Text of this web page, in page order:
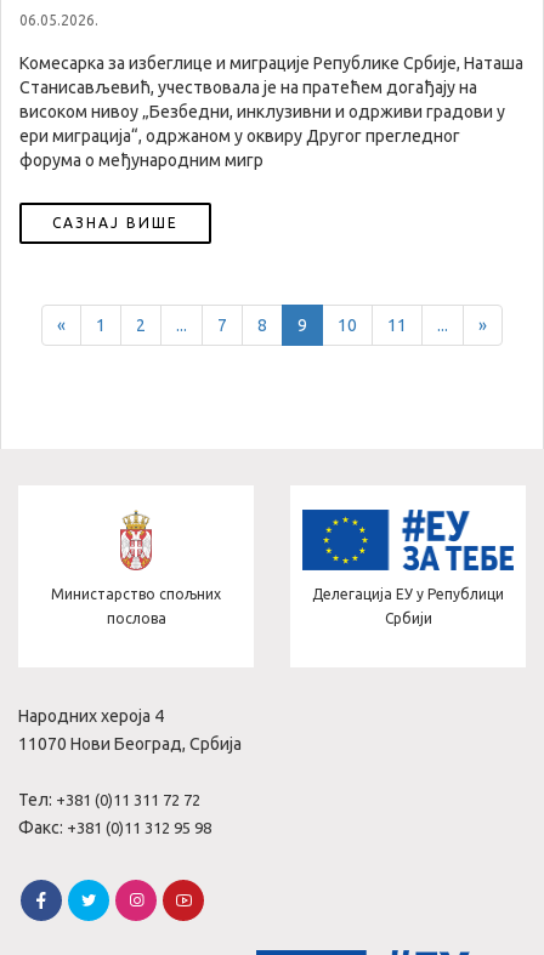
06.05.2026.
Комесарка за избеглице и миграције Републике Србије, Наташа
Станисављевић, учествовала је на пратећем догађају на
високом нивоу „Безбедни, инклузивни и одрживи градови у
ери миграција“, одржаном у оквиру Другог прегледног
форума о међународним мигр
САЗНАЈ ВИШЕ
«Previous
1 2 ... 7 8 9 10 11 ... »Next
Делегација ЕУ у Републици
Србији
Министарство здравља
Народних хероја 4
11070 Нови Београд, Србија
Тел: +381 (0)11 311 72 72
Факс: +381 (0)11 312 95 98